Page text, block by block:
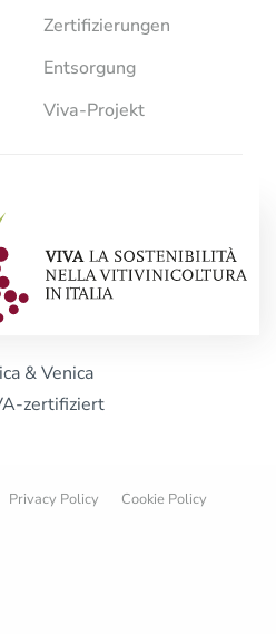
Zertifizierungen
Entsorgung
Viva-Projekt
& Venica
zertifiziert
Privacy Policy Cookie Policy